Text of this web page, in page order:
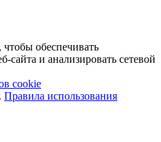
обеспечивать
сайта и анализировать сетевой
cookie
Правила использования